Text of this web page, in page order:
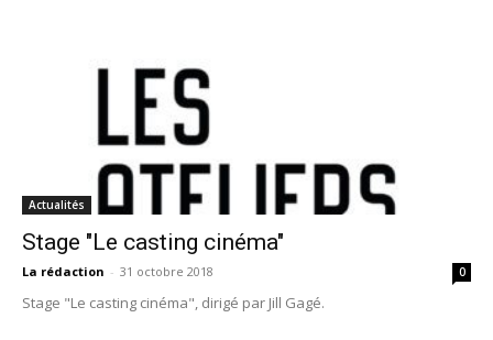
Actualités
Stage "Le casting cinéma"
La rédaction - 31 octobre 2018 0
Stage "Le casting cinéma", dirigé par Jill Gagé.